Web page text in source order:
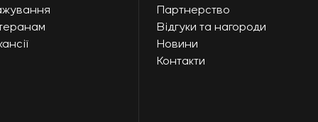
Партнерство
Відгуки та нагороди
Новини
Контакти